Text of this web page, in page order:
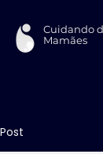
Cuidando
Mamães
Post